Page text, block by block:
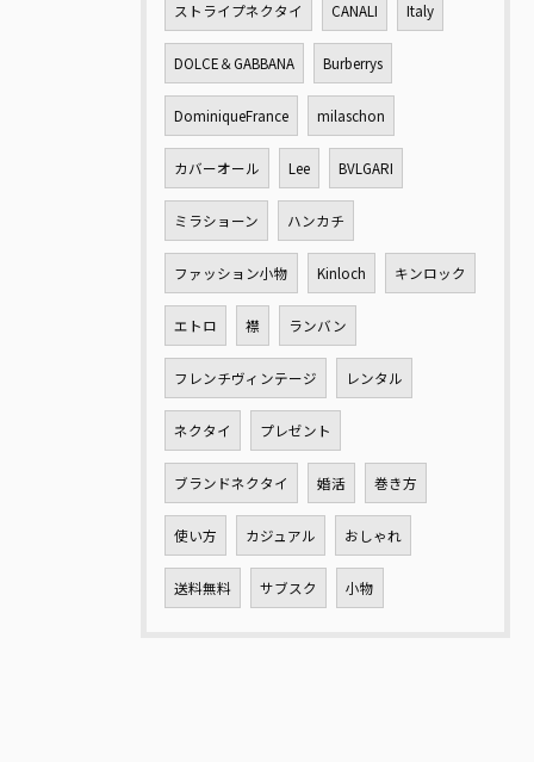
ストライプネクタイ CANALI Italy
DOLCE＆GABBANA Burberrys
DominiqueFrance milaschon
カバーオール Lee BVLGARI
ミラショーン ハンカチ
ファッション小物 Kinloch キンロック
エトロ 襟 ランバン
フレンチヴィンテージ レンタル
ネクタイ プレゼント
ブランドネクタイ 婚活 巻き方
使い方 カジュアル おしゃれ
送料無料 サブスク 小物